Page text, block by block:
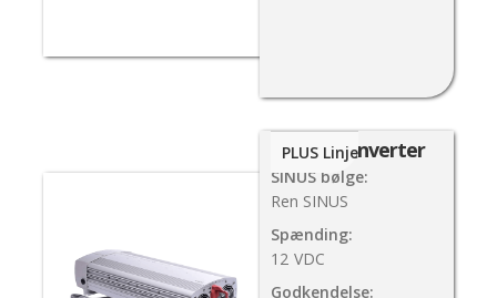
3000W Inverter
SINUS bølge:
Ren SINUS
Spænding:
12 VDC
Godkendelse:
PLUS Linje